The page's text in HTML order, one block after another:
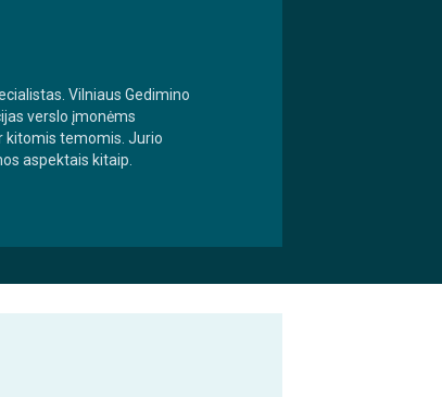
Vilniaus Gedimino
verslo įmonėms
kitomis temomis. Jurio
aspektais kitaip.